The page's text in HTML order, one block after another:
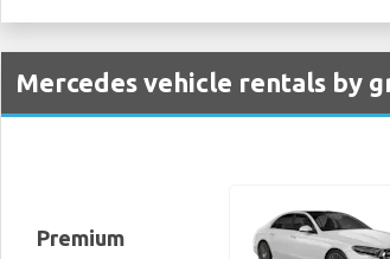
Mercedes vehicle rentals by
Premium